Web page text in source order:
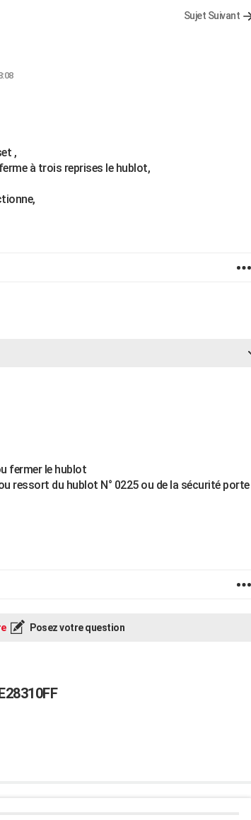
Sujet Suivant
,
à trois reprises le hublot,
fermer le hublot
ressort du hublot N° 0225 ou de la sécurité porte
Posez votre question